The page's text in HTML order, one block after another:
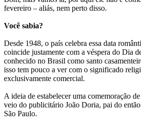
fevereiro – aliás, nem perto disso.
Você sabia?
Desde 1948, o país celebra essa data
coincide justamente com a véspera do Dia
conhecido no Brasil como santo
isso tem pouco a ver com o significado
exclusivamente comercial.
A ideia de estabelecer uma comemoração
veio do publicitário João Doria, pai do
São Paulo.